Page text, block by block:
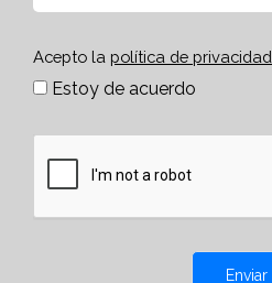
Acepto la política de privacidad
Estoy de acuerdo
Enviar